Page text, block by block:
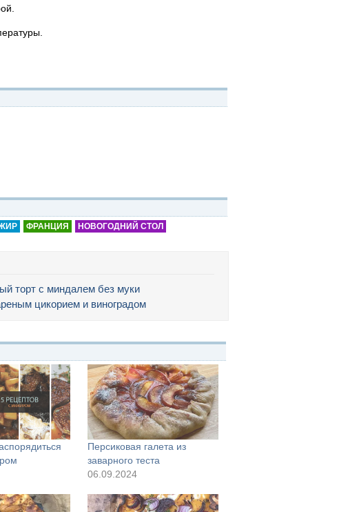
ФРАНЦИЯ НОВОГОДНИЙ СТОЛ
торт с миндалем без муки
цикорием и виноградом
Персиковая галета из
заварного теста
06.09.2024